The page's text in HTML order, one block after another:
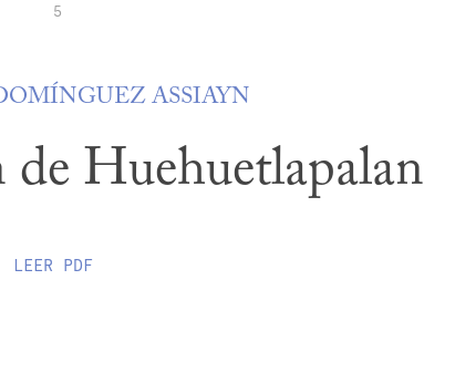
5
ASSIAYN
Huehuetlapalan
LEER PDF